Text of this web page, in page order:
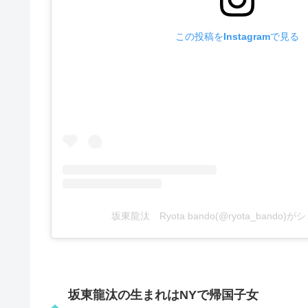
この投稿をInstagramで見る
坂東龍汰 Ryota bando(@ryota_bando)がシ
坂東龍汰の生まれはNYで帰国子女